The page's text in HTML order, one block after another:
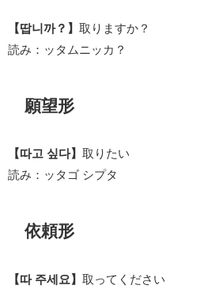
【땁니까？】
取りますか？
読み：ッタムニッカ？
願望形
【따고 싶다】 取りたい
読み：ッタゴ シプタ
依頼形
【따 주세요】
取ってください